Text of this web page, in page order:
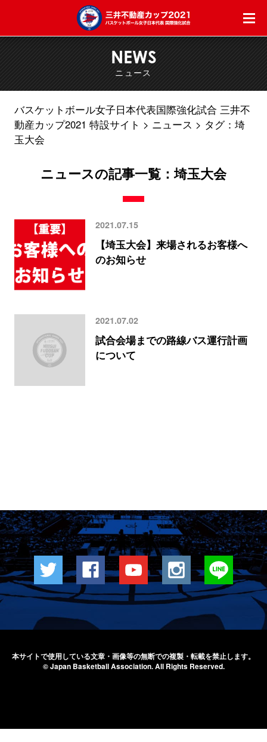
NEWS
ニュース
バスケットボール女子日本代表国際強化試合 三井不
動産カップ2021 特設サイト
ニュース
タグ：埼
玉大会
ニュースの記事一覧：埼玉大会
2021.07.15
【埼玉大会】来場されるお客様へ
のお知らせ
2021.07.02
試合会場までの路線バス運行計画
について
本サイトで使用している文章・画像等の無断での複製・転載を禁止します。
© Japan Basketball Association.All Rights Reserved.